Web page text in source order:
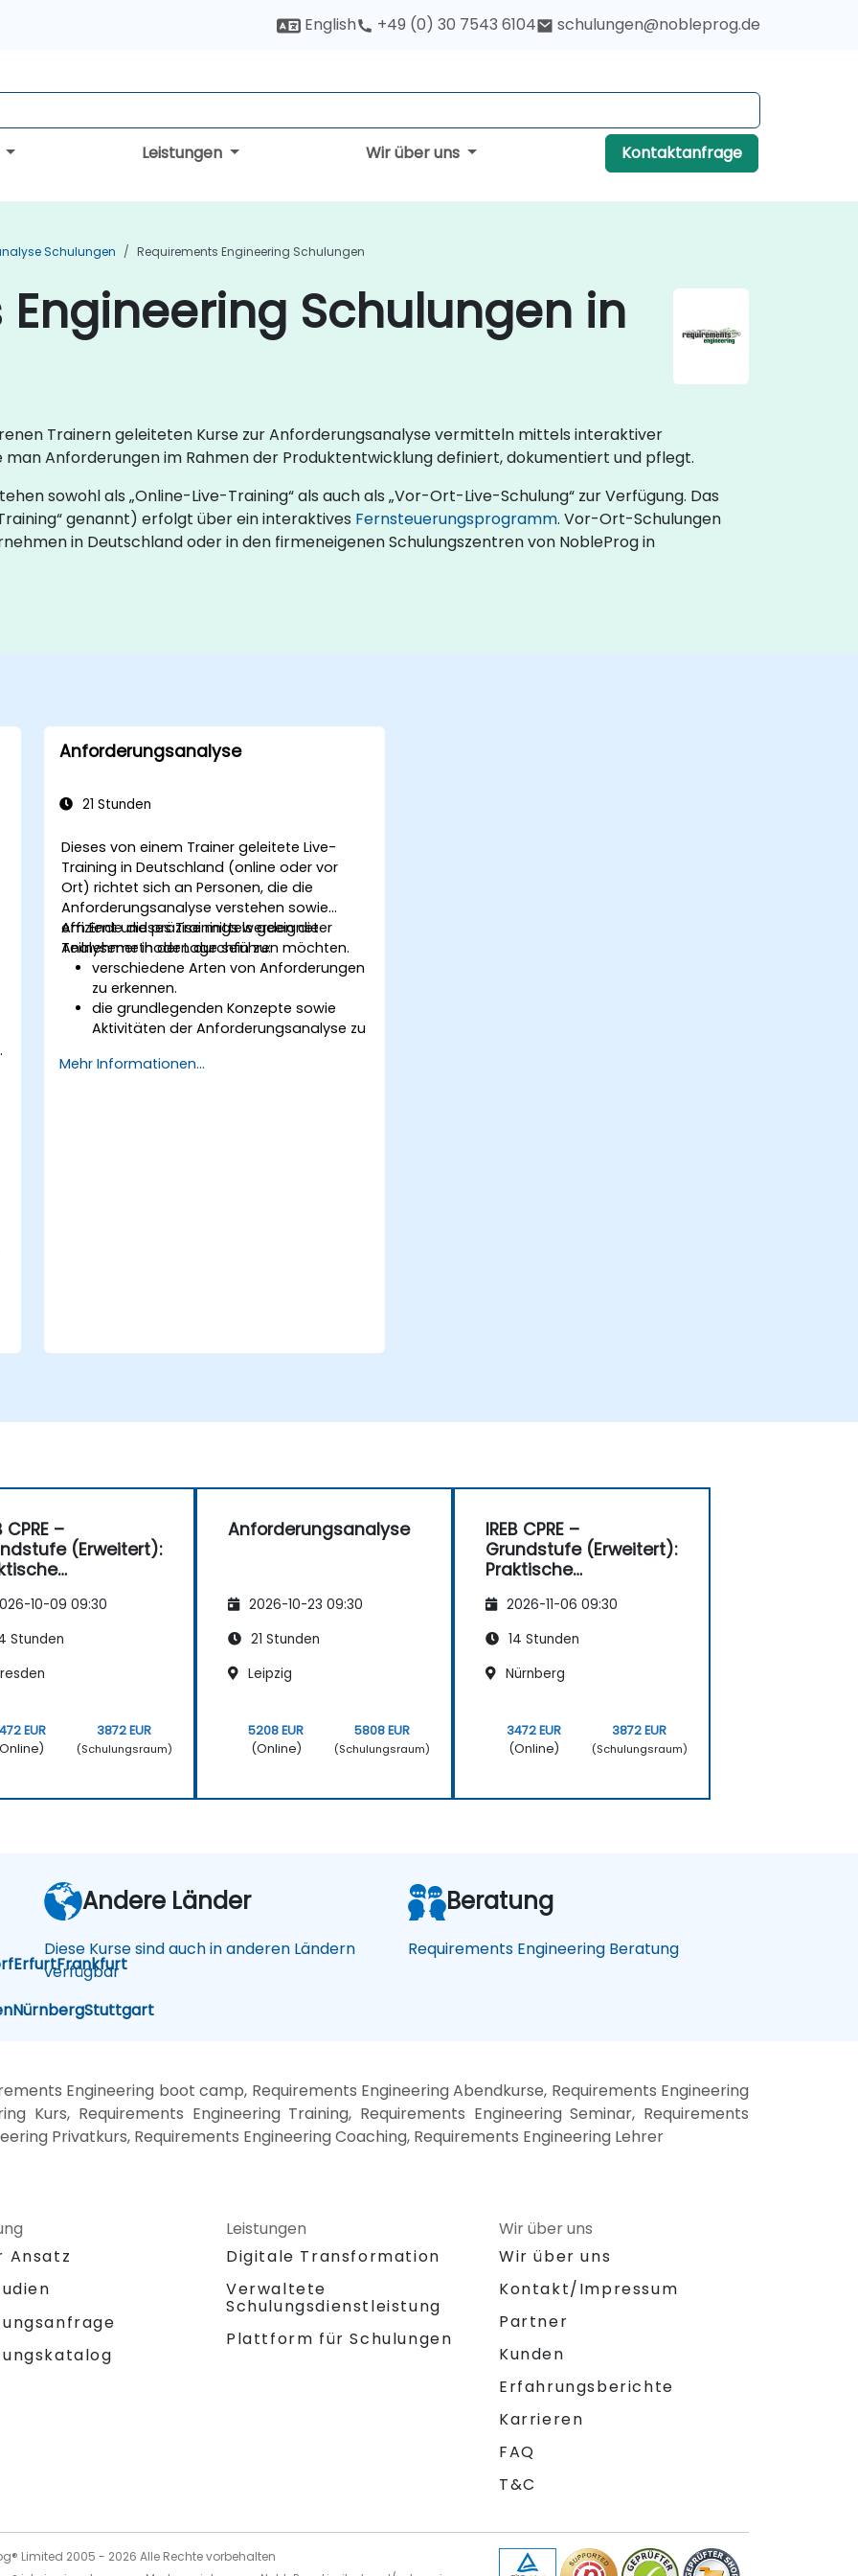
English +49 (0) 30 7543 6104 schulungen@nobleprog.de
Leistungen Wir über uns Kontaktanfrage
Schulungen Requirements Engineering Schulungen
Schulungen in
Trainern geleiteten Kurse zur Anforderungsanalyse vermitteln mittels interaktiver
man Anforderungen im Rahmen der Produktentwicklung definiert, dokumentiert und pflegt.
sowohl als „Online-Live-Training“ als auch als „Vor-Ort-Live-Schulung“ zur Verfügung. Das
genannt) erfolgt über ein interaktives Fernsteuerungsprogramm. Vor-Ort-Schulungen
in Deutschland oder in den firmeneigenen Schulungszentren von NobleProg in
Anforderungsanalyse
21 Stunden
Dieses von einem Trainer geleitete Live-
Training in Deutschland (online oder vor
Ort) richtet sich an Personen, die die
Anforderungsanalyse verstehen sowie
effizient und präzise mittels geeigneter
Analysemethoden durchführen möchten.
Am Ende dieses Trainings werden die
Teilnehmer in der Lage sein zu:
verschiedene Arten von Anforderungen
zu erkennen.
die grundlegenden Konzepte sowie
Aktivitäten der Anforderungsanalyse zu
sich mit der Methodik der
Mehr Informationen...
CPRE –
(Erweitert):
Vorbereitung auf
10-09 09:30
Stunden
EUR
3872 EUR
(Schulungsraum)
Anforderungsanalyse
2026-10-23 09:30
21 Stunden
Leipzig
5208 EUR
(Online)
5808 EUR
(Schulungsraum)
IREB CPRE –
Grundstufe (Erweitert):
Praktische
und Vorbereitung auf
die Zertifizierung
2026-11-06 09:30
14 Stunden
Nürnberg
3472 EUR
(Online)
3872 EUR
(Schulungsraum)
ErfurtFrankfurt
NürnbergStuttgart
Andere Länder
Diese Kurse sind auch in anderen Ländern
verfügbar
Beratung
Requirements Engineering Beratung
Engineering boot camp, Requirements Engineering Abendkurse, Requirements Engineering
Kurs, Requirements Engineering Training, Requirements Engineering Seminar, Requirements
Privatkurs, Requirements Engineering Coaching, Requirements Engineering Lehrer
Ansatz
Leistungen
Digitale Transformation
Verwaltete
Schulungsdienstleistung
Plattform für Schulungen
Wir über uns
Wir über uns
Kontakt/Impressum
Partner
Kunden
Erfahrungsberichte
Karrieren
FAQ
T&C
Limited 2005 - 2026 Alle Rechte vorbehalten